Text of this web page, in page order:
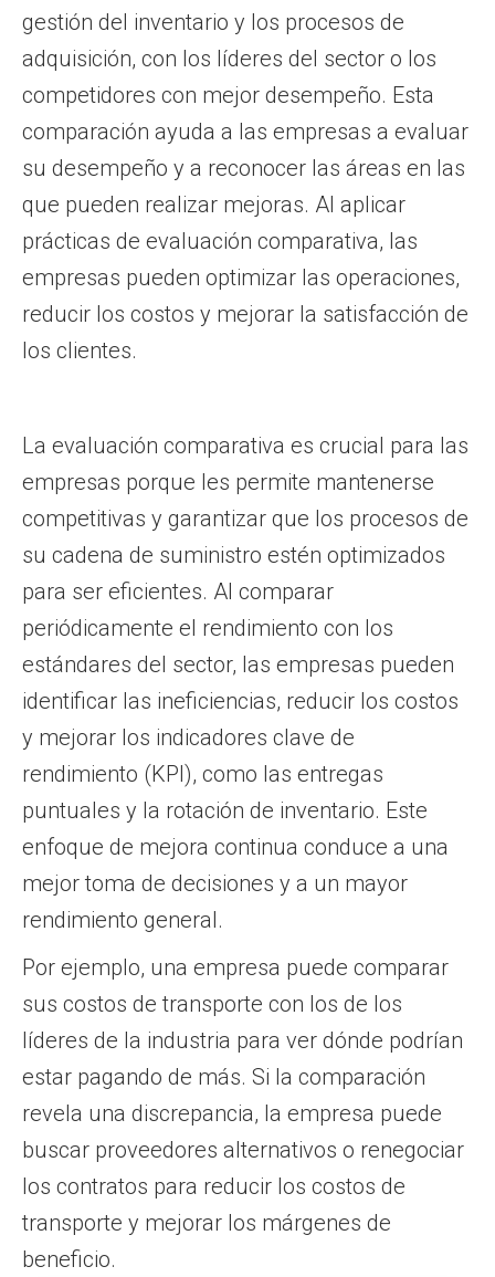
gestión del inventario y los procesos de
adquisición, con los líderes del sector o los
competidores con mejor desempeño. Esta
comparación ayuda a las empresas a evaluar
su desempeño y a reconocer las áreas en las
que pueden realizar mejoras. Al aplicar
prácticas de evaluación comparativa, las
empresas pueden optimizar las operaciones,
reducir los costos y mejorar la satisfacción de
los clientes.
La evaluación comparativa es crucial para las
empresas porque les permite mantenerse
competitivas y garantizar que los procesos de
su cadena de suministro estén optimizados
para ser eficientes. Al comparar
periódicamente el rendimiento con los
estándares del sector, las empresas pueden
identificar las ineficiencias, reducir los costos
y mejorar los indicadores clave de
rendimiento (KPI), como las entregas
puntuales y la rotación de inventario. Este
enfoque de mejora continua conduce a una
mejor toma de decisiones y a un mayor
rendimiento general.
Por ejemplo, una empresa puede comparar
sus costos de transporte con los de los
líderes de la industria para ver dónde podrían
estar pagando de más. Si la comparación
revela una discrepancia, la empresa puede
buscar proveedores alternativos o renegociar
los contratos para reducir los costos de
transporte y mejorar los márgenes de
beneficio.